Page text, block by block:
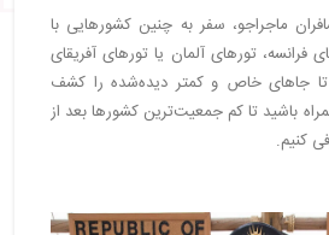
ماجراجو، سفر به چنین کشورهایی با
تورهای آلمان یا تورهای آفریقای
تا جاهای خاص و کمتر دیده‌شده را کشف
باشید تا کم جمعیت‌ترین کشورها بعد از
کنیم.